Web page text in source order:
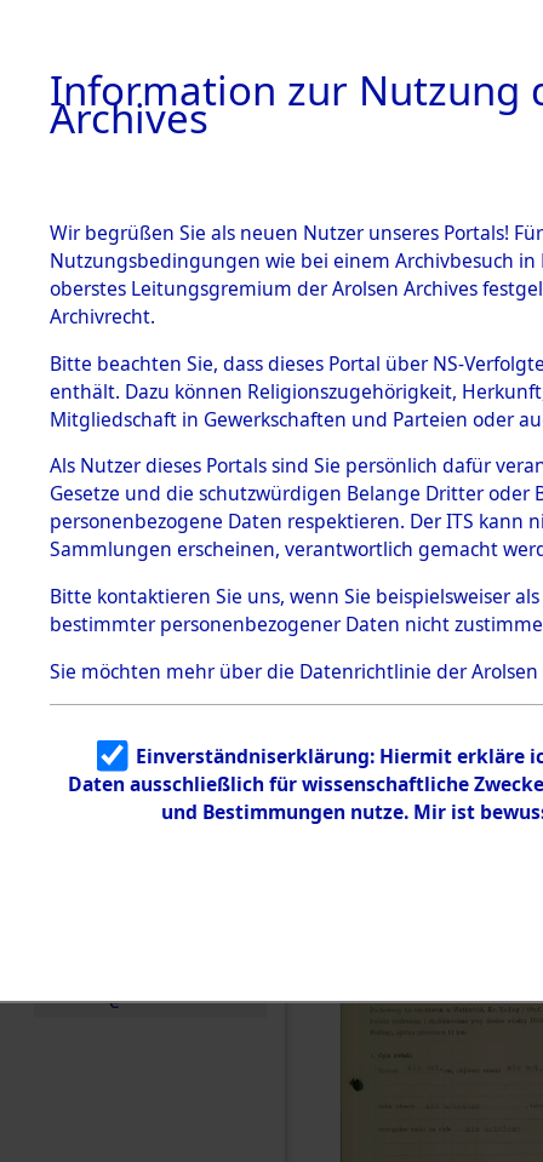
BESTÄNDE
1.
mente
5. Verschiedenes
5.3
Todesmärsche
5.3.1 Alliierte
Erhebungen
zu
Todesmärsch
en
5.3.2
Identifizierun
g
5.3.3
Todesmärsch
e
auf dem
zur
Roding,
zwischen
km)
Leben
0001
Information zur Nutzung
Archives
Wir begrüßen Sie als neuen Nutzer unseres Portals!
Nutzungsbedingungen wie bei einem Archivbesuch
oberstes Leitungsgremium der Arolsen Archives
Archivrecht.
Bitte beachten Sie, dass dieses Portal über NS-
enthält. Dazu können Religionszugehörigkeit,
Mitgliedschaft in Gewerkschaften und Parteien oder
Als Nutzer dieses Portals sind Sie persönlich dafür
Gesetze und die schutzwürdigen Belange Dritter
personenbezogene Daten respektieren. Der ITS
Sammlungen erscheinen, verantwortlich gemacht
Bitte kontaktieren Sie uns, wenn Sie beispielsweiser
bestimmter personenbezogener Daten nicht
Sie möchten mehr über die Datenrichtlinie der Arolsen
Einverständniserklärung: Hiermit erkläre
Daten ausschließlich für wissenschaftliche
und Bestimmungen nutze. Mir ist